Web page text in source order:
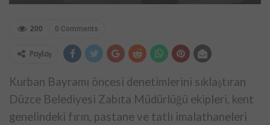
0 Comments
200
Paylaş
Kurban Bayramı öncesi denetimlerini sıklaştıran
Düzce Belediyesi Zabıta Müdürlüğü ekipleri, kent
genelindeki fırın, pastane ve tatlı imalathaneleri